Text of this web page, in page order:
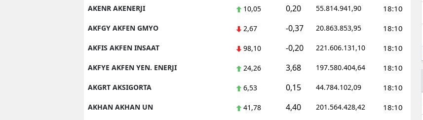
AKENR AKENERJI 10,05 0,20 55.814.941,90 18:10
AKFGY AKFEN GMYO 2,67 -0,37 20.863.853,95 18:10
AKFIS AKFEN INSAAT 98,10 -0,20 221.606.131,10 18:10
AKFYE AKFEN YEN. ENERJI 24,26 3,68 197.580.404,64 18:10
AKGRT AKSIGORTA 6,53 0,15 44.784.102,09 18:10
AKHAN AKHAN UN 41,78 4,40 201.564.428,42 18:10